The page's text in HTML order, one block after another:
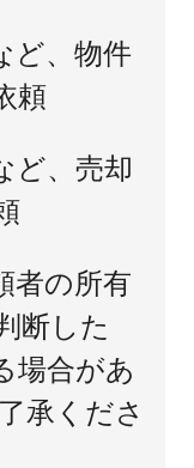
ど、物件
頼
ど、売却
者の所有
断した
場合があ
承くださ